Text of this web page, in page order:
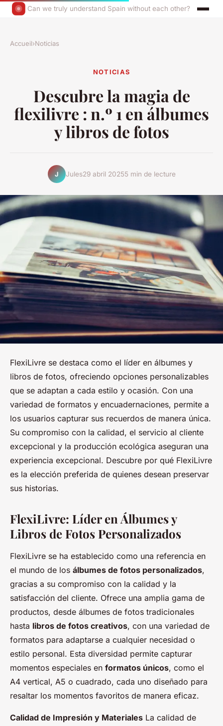
Can we truly understand Spain without each other?
Accueil›Noticias
NOTICIAS
Descubre la magia de
flexilivre : n.º 1 en álbumes
y libros de fotos
J Jules29 abril 20255 min de lecture
FlexiLivre se destaca como el líder en álbumes y
libros de fotos, ofreciendo opciones personalizables
que se adaptan a cada estilo y ocasión. Con una
variedad de formatos y encuadernaciones, permite a
los usuarios capturar sus recuerdos de manera única.
Su compromiso con la calidad, el servicio al cliente
excepcional y la producción ecológica aseguran una
experiencia excepcional. Descubre por qué FlexiLivre
es la elección preferida de quienes desean preservar
sus historias.
FlexiLivre: Líder en Álbumes y
Libros de Fotos Personalizados
FlexiLivre se ha establecido como una referencia en
el mundo de los álbumes de fotos personalizados,
gracias a su compromiso con la calidad y la
satisfacción del cliente. Ofrece una amplia gama de
productos, desde álbumes de fotos tradicionales
hasta libros de fotos creativos, con una variedad de
formatos para adaptarse a cualquier necesidad o
estilo personal. Esta diversidad permite capturar
momentos especiales en formatos únicos, como el
A4 vertical, A5 o cuadrado, cada uno diseñado para
resaltar los momentos favoritos de manera eficaz.
Calidad de Impresión y Materiales La calidad de